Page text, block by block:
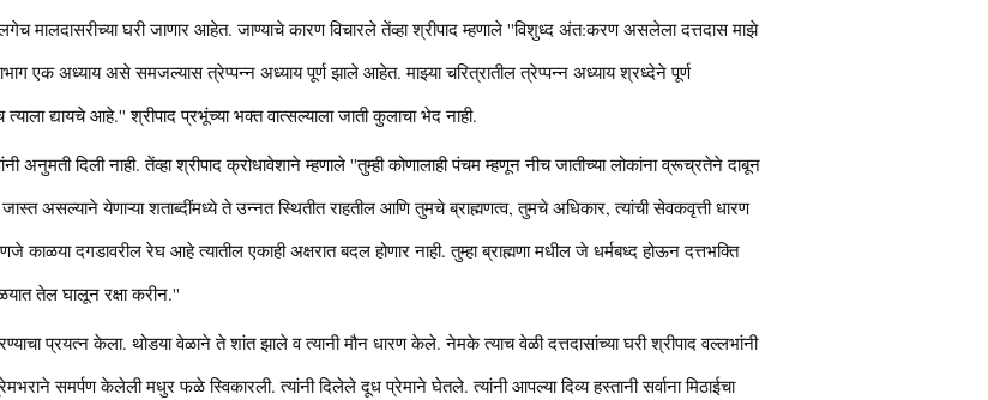
मालदासरीच्या घरी जाणार आहेत. जाण्याचे कारण विचारले तेंव्हा श्रीपाद म्हणाले ''विशुध्द अंत:करण असलेला दत्तदास माझे
एक अध्याय असे समजल्यास त्रेप्पन्न अध्याय पूर्ण झाले आहेत. माझ्या चरित्रातील त्रेप्पन्न अध्याय श्रध्देने पूर्ण
द्यायचे आहे.'' श्रीपाद प्रभूंच्या भक्त वात्सल्याला जाती कुलाचा भेद नाही.
अनुमती दिली नाही. तेंव्हा श्रीपाद क्रोधावेशाने म्हणाले ''तुम्ही कोणालाही पंचम म्हणून नीच जातीच्या लोकांना व्रूच्रतेने दाबून
असल्याने येणाऱ्या शताब्दींमध्ये ते उन्नत स्थितीत राहतील आणि तुमचे ब्राह्मणत्व, तुमचे अधिकार, त्यांची सेवकवृत्ती धारण
दगडावरील रेघ आहे त्यातील एकाही अक्षरात बदल होणार नाही. तुम्हा ब्राह्मणा मधील जे धर्मबध्द होऊन दत्तभक्ति
तेल घालून रक्षा करीन.''
प्रयत्न केला. थोडया वेळाने ते शांत झाले व त्यानी मौन धारण केले. नेमके त्याच वेळी दत्तदासांच्या घरी श्रीपाद वल्लभांनी
समर्पण केलेली मधुर फळे स्विकारली. त्यांनी दिलेले दूध प्रेमाने घेतले. त्यांनी आपल्या दिव्य हस्तानी सर्वाना मिठाईचा